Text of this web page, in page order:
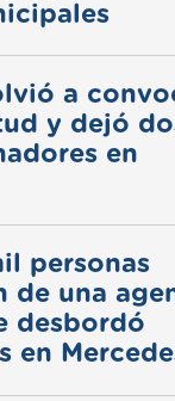
a
y dejó
en
personas
de una
desbordó
en